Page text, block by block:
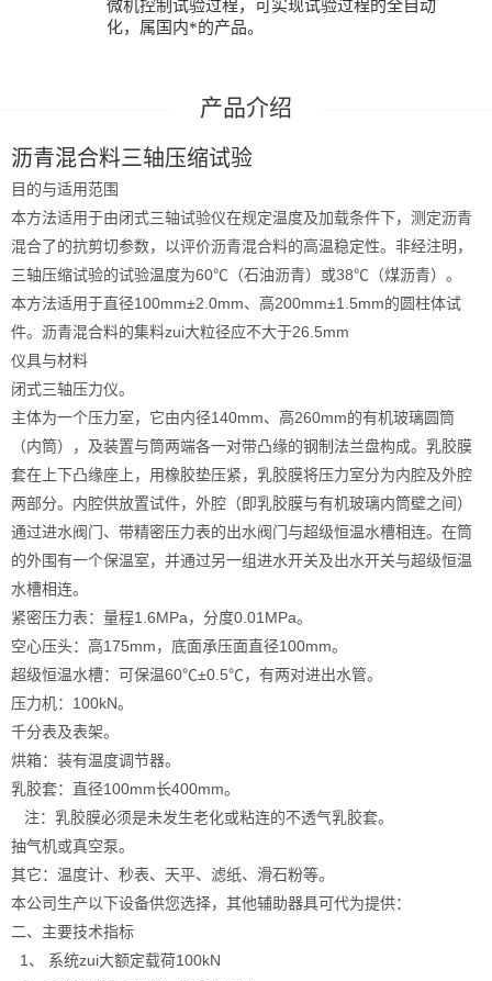
微机控制试验过程，可实现试验过程的全自动
化，属国内*的产品。
沥青混合料三轴压缩试验
目的与适用范围
本方法适用于由闭式三轴试验仪在规定温度及加载条件下，测定沥青
混合了的抗剪切参数，以评价沥青混合料的高温稳定性。非经注明，
三轴压缩试验的试验温度为60℃（石油沥青）或38℃（煤沥青）。
本方法适用于直径100mm±2.0mm、高200mm±1.5mm的圆柱体试
件。沥青混合料的集料zui大粒径应不大于26.5mm
仪具与材料
闭式三轴压力仪。
主体为一个压力室，它由内径140mm、高260mm的有机玻璃圆筒
（内筒），及装置与筒两端各一对带凸缘的钢制法兰盘构成。乳胶膜
套在上下凸缘座上，用橡胶垫压紧，乳胶膜将压力室分为内腔及外腔
两部分。内腔供放置试件，外腔（即乳胶膜与有机玻璃内筒壁之间）
通过进水阀门、带精密压力表的出水阀门与超级恒温水槽相连。在筒
的外围有一个保温室，并通过另一组进水开关及出水开关与超级恒温
水槽相连。
紧密压力表：量程1.6MPa，分度0.01MPa。
空心压头：高175mm，底面承压面直径100mm。
超级恒温水槽：可保温60℃±0.5℃，有两对进出水管。
压力机：100kN。
千分表及表架。
烘箱：装有温度调节器。
乳胶套：直径100mm长400mm。
注：乳胶膜必须是未发生老化或粘连的不透气乳胶套。
抽气机或真空泵。
其它：温度计、秒表、天平、滤纸、滑石粉等。
本公司生产以下设备供您选择，其他辅助器具可代为提供：
二、主要技术指标
1、 系统zui大额定载荷100kN